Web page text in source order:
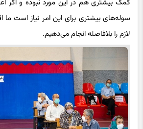
کمک بیشتری هم در این مورد نبوده و اگر
سوله‌های بیشتری برای این امر نیاز است
لازم را بلافاصله انجام می‌دهیم.